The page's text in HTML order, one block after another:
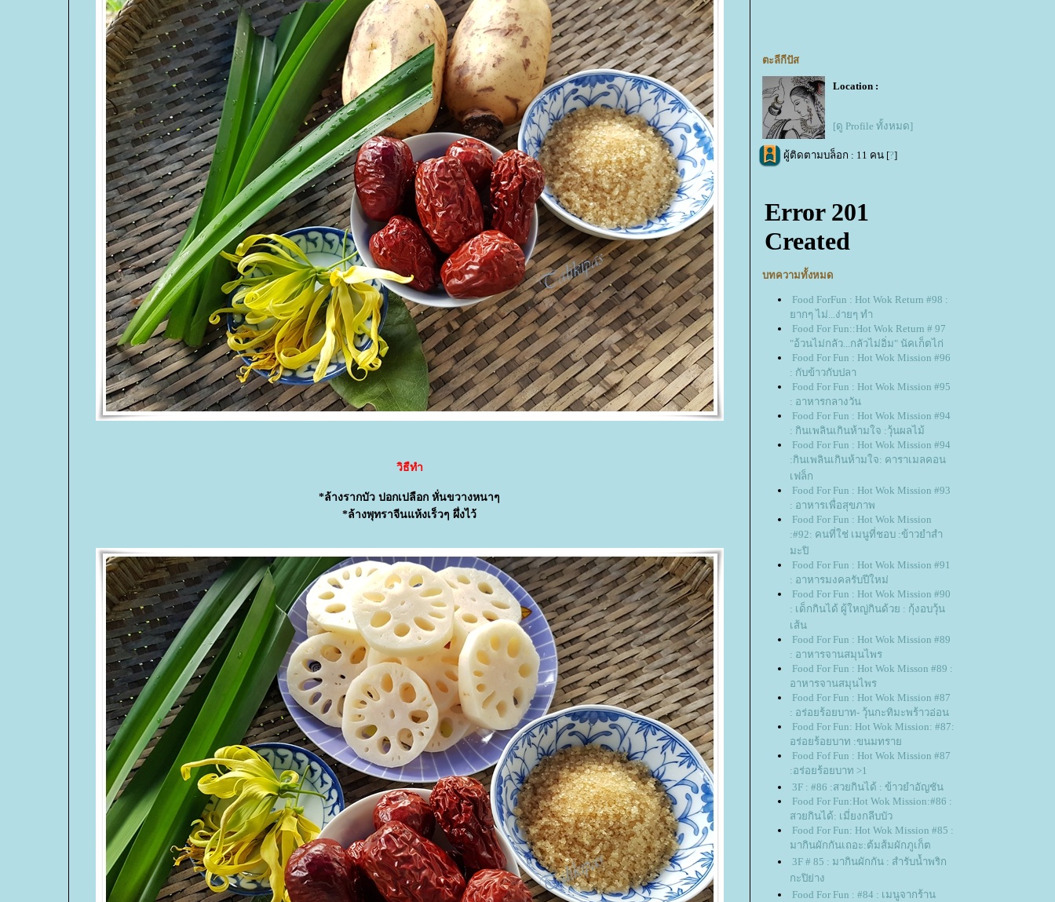
วิธืทำ
*ล้างรากบัว ปอกเปลือก หั่นขวางหนาๆ
*ล้างพุทราจีนแห้งเร็วๆ ผึ่งไว้
ตะลีกีปัส
Location :
[ดู Profile ทั้งหมด]
ผู้ติดตามบล็อก : 11 คน [?]
บทความทั้งหมด
Food ForFun : Hot Wok Return #98 :
ากๆ ไม่...ง่ายๆ ทำ
Food For Fun::Hot Wok Return # 97
"อ้วนไม่กลัว...กลัวไม่อิ่ม" นัคเก็ตไก่
Food For Fun : Hot Wok Mission #96
: กับข้าวกับปลา
Food For Fun : Hot Wok Mission #95
: อาหารกลางวัน
Food For Fun : Hot Wok Mission #94
: กินเพลินเกินห้ามใจ :วุ้นผลไม้
Food For Fun : Hot Wok Mission #94
:กินเพลินเกินห้ามใจ: คาราเมลคอน
เฟล็ก
Food For Fun : Hot Wok Mission #93
: อาหารเพื่อสุขภาพ
Food For Fun : Hot Wok Mission
:#92: คนที่ใช่ เมนูที่ชอบ :ข้าวยำสำ
มะปิ
Food For Fun : Hot Wok Mission #91
: อาหารมงคลรับปีใหม่
Food For Fun : Hot Wok Mission #90
: เด็กกินได้ ผู้ใหญ่กินด้วย : กุ้งอบวุ้น
เส้น
Food For Fun : Hot Wok Mission #89
: อาหารจานสมุนไพร
Food For Fun : Hot Wok Misson #89 :
อาหารจานสมุนไพร
Food For Fun : Hot Wok Mission #87
: อร่อยร้อยบาท- วุ้นกะทิมะพร้าวอ่อน
Food For Fun: Hot Wok Mission: #87:
อร่อยร้อยบาท :ขนมทรา
Food Fof Fun : Hot Wok Mission #87
:อร่อยร้อยบาท >1
3F : #86 :สวยกินได้ : ข้าวยำอัญชัน
Food For Fun:Hot Wok Mission:#86 :
สวยกินได้: เมี่ยงกลีบบัว
Food For Fun: Hot Wok Mission #85 :
มากินผักกันเถอะ:ต้มส้มผักภูเก็ต
3F # 85 : มากินผักกัน : สำรับน้ำพริก
กะปิย่าง
Food For Fun : #84 : เมนูจากร้าน